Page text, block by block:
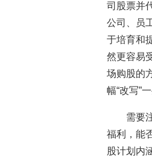
司股票并
公司、员
于培育和
然更容易
场购股的
幅“改写”
需要
福利，能
股计划内